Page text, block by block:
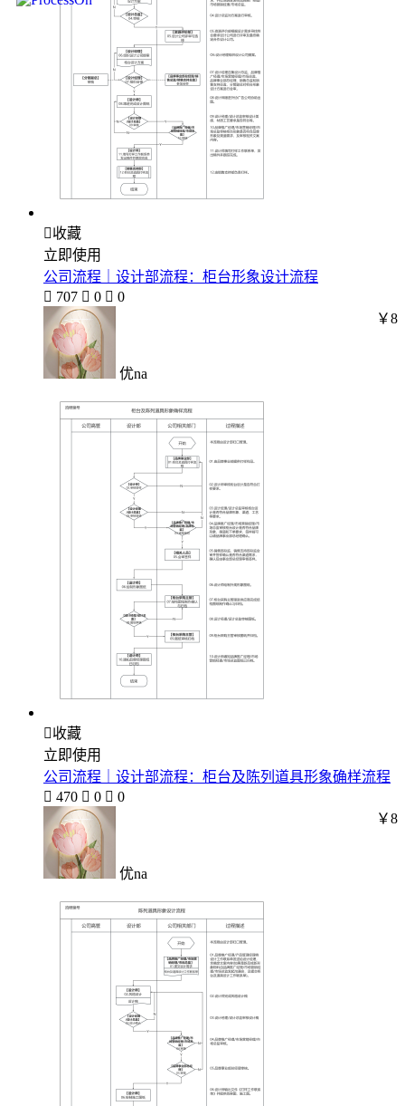
收藏
立即使用
公司流程｜设计部流程：柜台形象设计流程
 707  0  0
优na
￥8
收藏
立即使用
公司流程｜设计部流程：柜台及陈列道具形象确样流程
 470  0  0
优na
￥8